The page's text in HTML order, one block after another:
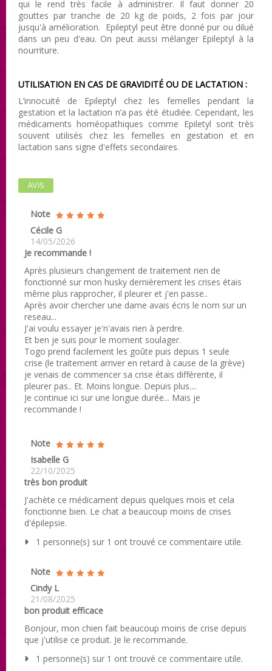
qui le rend très facile à administrer. Il faut donner 20
gouttes par tranche de 20 kg de poids, 2 fois par jour
jusqu'à amélioration. Epileptyl peut être donné pur ou dilué
dans un peu d'eau. On peut aussi mélanger Epileptyl à la
nourriture.
UTILISATION EN CAS DE GRAVIDITÉ OU DE LACTATION :
L’innocuité de Epileptyl chez les femelles pendant la
gestation et la lactation n’a pas été étudiée. Cependant, les
médicaments homéopathiques comme Epiletyl sont très
souvent utilisés chez les femelles en gestation et en
lactation sans signe d'effets secondaires.
AVIS
Note
Cécile G
14/05/2026
Je recommande !
Après plusieurs changement de traitement rien de
fonctionné sur mon husky dernièrement les crises étais
même plus rapprocher, il pleurer et j'en passe..
Après avoir chercher une dame avais écris le nom sur un
reseau...
J'ai voulu essayer je'n'avais rien à perdre.
Et ben je suis pour le moment soulager.
Togo prend facilement les goûte puis depuis 1 seule
crise (le traitement arriver en retard à cause de la grève)
je venais de commencer sa crise étais différente, il
pleurer pas.. Et. Moins longue. Depuis plus....
Je continue ici sur une longue durée... Mais je
recommande !
Note
Isabelle G
22/10/2025
très bon produit
J'achète ce médicament depuis quelques mois et cela
fonctionne bien. Le chat a beaucoup moins de crises
d'épilepsie.
1 personne(s) sur 1 ont trouvé ce commentaire utile.
Note
Cindy L
21/08/2025
bon produit efficace
Bonjour, mon chien fait beaucoup moins de crise depuis
que j'utilise ce produit. Je le recommande.
1 personne(s) sur 1 ont trouvé ce commentaire utile.